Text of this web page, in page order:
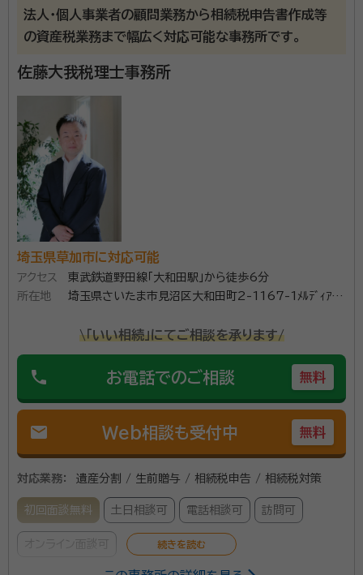
例活用などを積極的に検討します。 ・お客様に不要な心
配をさせぬよう、スケジュール感を予め伝えます。 ・初回
面談でお預かりした資料をもとに、無料で概算資料を作
った案件も迅速に対応します（最短5日間で業務完了し
た実績あり）。 ・相続税申告完了後も、将来的な相続対策
や運用、不動産活用など、アフターフォローを承ります。
【代表 長野の想い】 将来ご家族がより幸せになるため
にはどういったサポートができるかを考えることが税理
士の仕事だと私は考えます。能力や経験はもちろんです
が、目の前のお客様へ熱意を持って接していくことが税
理士としての責務です。 お客様にとって非常に辛い場
ことです。亡くなった方が残してくれた大切な財産を、
その解決・実現することが専門家としてできることです。
ては、社会全体にも微力ながら貢献したいと考えており
ます。
弊社の相続税申告書の作成は年間10～20件程度の実
績があります。 生前対策として相続税額のシミュレーシ
ョンを無料で提供しております。 また、外部専門家との
証書遺言の作成もお手伝いできます。 お困りごとは何
でもご相談ください。
資格等：税理士、社会保険労務士
所属団体： 関東信越税理士会
法人･個人事業者の顧問業務から相続税申告書作成等
の資産税業務まで幅広く対応可能な事務所です。
佐藤大我税理士事務所
埼玉県草加市に対応可能
アクセス
東武鉄道野田線「大和田駅」から徒歩6分
所在地
埼玉県さいたま市見沼区大和田町2-1167-1ﾒﾙﾃﾞｨｱ大
\「いい相続」にてご相談を承ります/
phone お電話でのご相談 無料
mail Web相談も受付中 無料
対応業務： 遺産分割 / 生前贈与 / 相続税申告 / 相続税対策
初回面談無料 土日相談可 電話相談可 訪問可